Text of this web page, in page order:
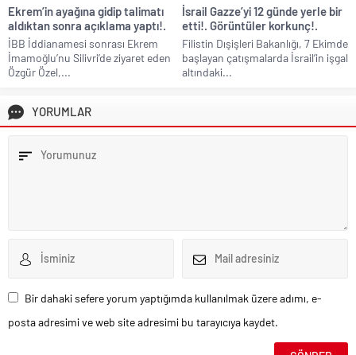
Ekrem’in ayağına gidip talimatı
aldıktan sonra açıklama yaptı!.
İBB İddianamesi sonrası Ekrem
İmamoğlu’nu Silivri’de ziyaret eden
Özgür Özel,...
İsrail Gazze’yi 12 günde yerle bir
etti!. Görüntüler korkunç!.
Filistin Dışişleri Bakanlığı, 7 Ekimde
başlayan çatışmalarda İsrail’in işgal
altındaki...
YORUMLAR
Bir dahaki sefere yorum yaptığımda kullanılmak üzere adımı, e-
posta adresimi ve web site adresimi bu tarayıcıya kaydet.